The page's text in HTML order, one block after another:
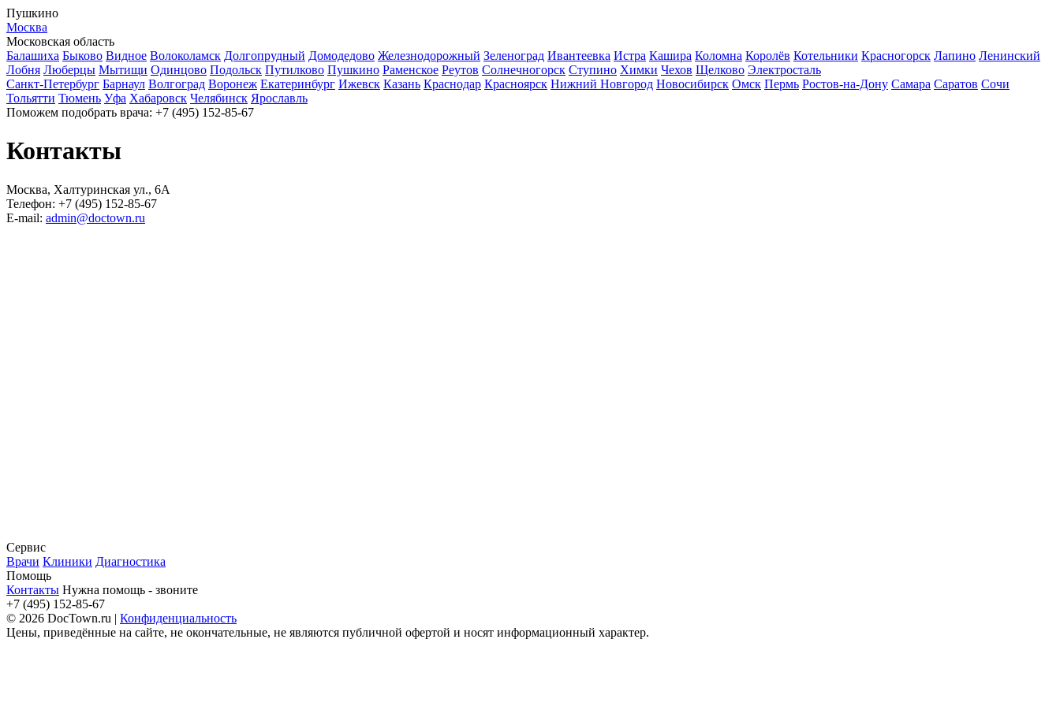
Пушкино
Москва
Московская область
Балашиха Быково Видное Волоколамск Долгопрудный Домодедово Железнодорожный Зеленоград Ивантеевка Истра Кашира Коломна Королёв Котельники Красногорск Лапино Ленинский
Лобня Люберцы Мытищи Одинцово Подольск Путилково Пушкино Раменское Реутов Солнечногорск Ступино Химки Чехов Щелково Электросталь
Санкт-Петербург Барнаул Волгоград Воронеж Екатеринбург Ижевск Казань Краснодар Красноярск Нижний Новгород Новосибирск Омск Пермь Ростов-на-Дону Самара Саратов Сочи
Тольятти Тюмень Уфа Хабаровск Челябинск Ярославль
Поможем подобрать врача: +7 (495) 152-85-67
Контакты
Москва, Халтуринская ул., 6А
Телефон: +7 (495) 152-85-67
E-mail: admin@doctown.ru
Сервис
Врачи Клиники Диагностика
Помощь
Контакты Нужна помощь - звоните
+7 (495) 152-85-67
© 2026 DocTown.ru | Конфиденциальность
Цены, приведённые на сайте, не окончательные, не являются публичной офертой и носят информационный характер.